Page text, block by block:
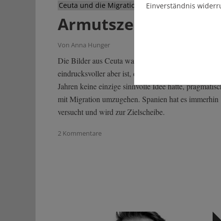
Ceuta und die Migrationspolitik der EU
Armutszeugnis
Von Anna Hunger
Die Bilder aus Ceuta waren eindrucksvoll. Viel
eindrucksvoller aber ist, dass Europa in mehr als zehn
Jahren keine einzige sinnvolle Idee hatte,
mit Migration umzugehen. Spanien hat es immerhin
versucht und wird zur Zielscheibe.
2 Kommentare
Einverständnis